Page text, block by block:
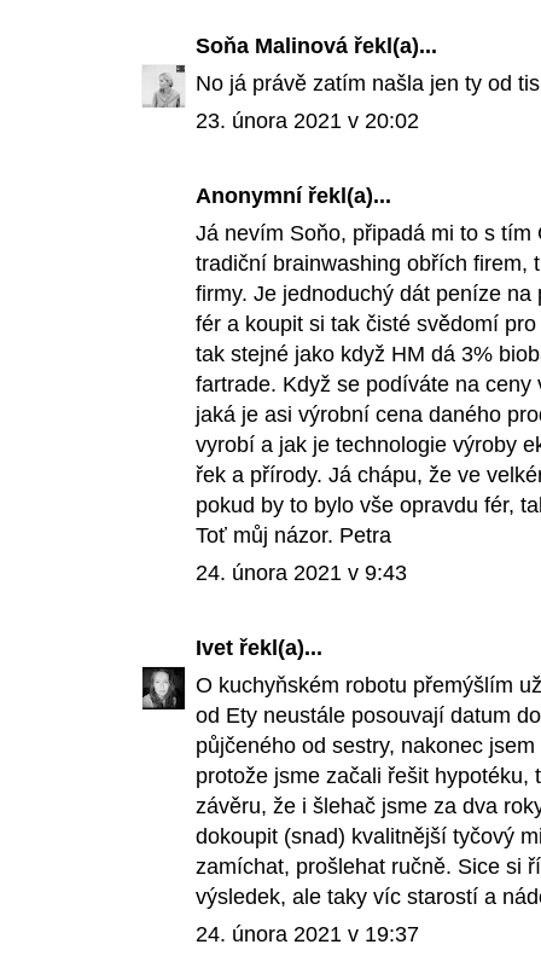
Soňa Malinová řekl(a)...
No já právě zatím našla jen ty od
23. února 2021 v 20:02
Anonymní řekl(a)...
Já nevím Soňo, připadá mi to s
tradiční brainwashing obřích firem,
firmy. Je jednoduchý dát peníze
fér a koupit si tak čisté svědomí
tak stejné jako když HM dá 3%
fartrade. Když se podíváte na
jaká je asi výrobní cena daného
vyrobí a jak je technologie výroby
řek a přírody. Já chápu, že ve
pokud by to bylo vše opravdu fér,
Toť můj názor. Petra
24. února 2021 v 9:43
Ivet řekl(a)...
O kuchyňském robotu přemýšlím
od Ety neustále posouvají datum
půjčeného od sestry, nakonec
protože jsme začali řešit
závěru, že i šlehač jsme za dva
dokoupit (snad) kvalitnější tyčový
zamíchat, prošlehat ručně. Sice si
výsledek, ale taky víc starostí a
24. února 2021 v 19:37